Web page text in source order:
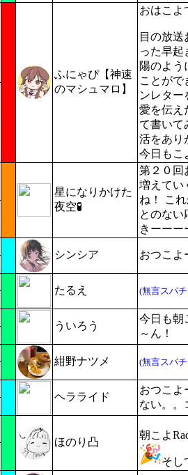
ふにゃぴ【神速
のマシュマロ】
おはこよ
目の放
った早起
陽のよう
ことがで
ンレター
愛を伝え
て書いて
活をあり
今日もこ
星になりかけた
夜空🧪
第２０回
増えてい
ね！ こ
とのない
きーーー
シンシア おつこよ
たるえ (無言スパ
ういろう
今日も朝
～ん！
紺野ナツメ (無言スパ
ヘラライド
おつこよ
ない。。
ほのり凸
朝こよ
そし